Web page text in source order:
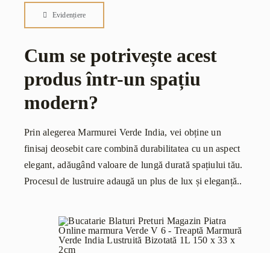
Evidențiere
Cum se potrivește acest
produs într-un spațiu
modern?
Prin alegerea Marmurei Verde India, vei obține un
finisaj deosebit care combină durabilitatea cu un aspect
elegant, adăugând valoare de lungă durată spațiului tău.
Procesul de lustruire adaugă un plus de lux și eleganță..